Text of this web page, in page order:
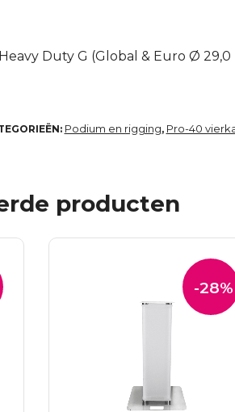
Duty G (Global & Euro Ø
Podium en rigging, Pro-40
producten
-28%